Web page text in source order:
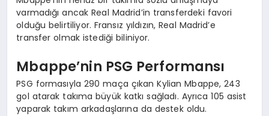
varmadığı ancak Real Madrid’in transferdeki favori
olduğu belirtiliyor. Fransız yıldızın, Real Madrid’e
transfer olmak istediği biliniyor.
Mbappe’nin PSG Performansı
PSG formasıyla 290 maça çıkan Kylian Mbappe, 243
gol atarak takıma büyük katkı sağladı. Ayrıca 105 asist
yaparak takım arkadaşlarına da destek oldu.